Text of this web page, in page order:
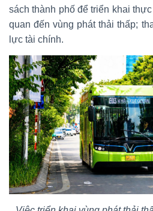
sách thành phố để triển khai
quan đến vùng phát thải thấp;
lực tài chính.